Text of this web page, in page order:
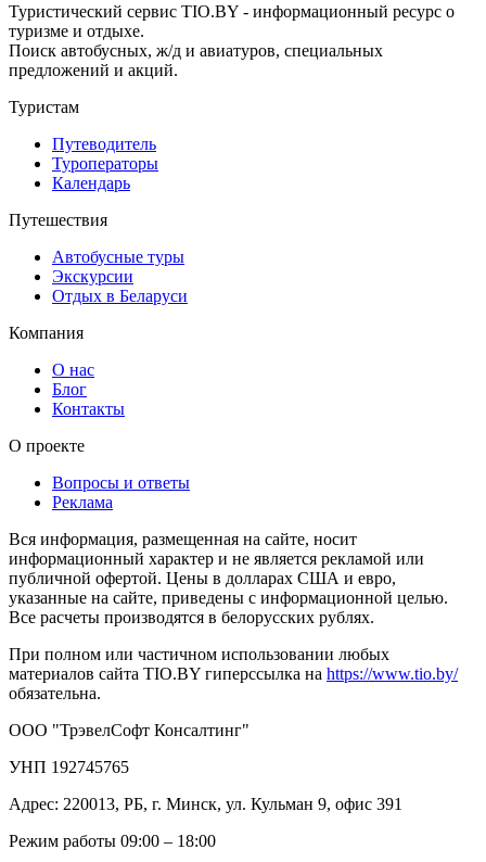
Туристический сервис TIO.BY - информационный ресурс о
туризме и отдыхе.
Поиск автобусных, ж/д и авиатуров, специальных
предложений и акций.
Туристам
Путеводитель
Туроператоры
Календарь
Путешествия
Автобусные туры
Экскурсии
Отдых в Беларуси
Компания
О нас
Блог
Контакты
О проекте
Вопросы и ответы
Реклама
Вся информация, размещенная на сайте, носит
информационный характер и не является рекламой или
публичной офертой. Цены в долларах США и евро,
указанные на сайте, приведены с информационной целью.
Все расчеты производятся в белорусских рублях.
При полном или частичном использовании любых
материалов сайта TIO.BY гиперссылка на https://www.tio.by/
обязательна.
ООО "ТрэвелСофт Консалтинг"
УНП 192745765
Адрес: 220013, РБ, г. Минск, ул. Кульман 9, офис 391
Режим работы 09:00 – 18:00